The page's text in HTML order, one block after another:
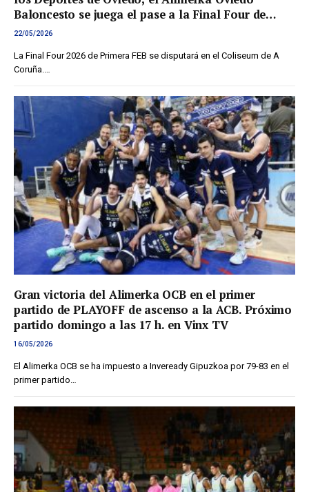
Baloncesto se juega el pase a la Final Four de
ascenso a ACB
22/05/2026
La Final Four 2026 de Primera FEB se disputará en el Coliseum de A
Coruña.…
Gran victoria del Alimerka OCB en el primer
partido de PLAYOFF de ascenso a la ACB. Próximo
partido domingo a las 17 h. en Vinx TV
16/05/2026
El Alimerka OCB se ha impuesto a Inveready Gipuzkoa por 79-83 en el
primer partido…